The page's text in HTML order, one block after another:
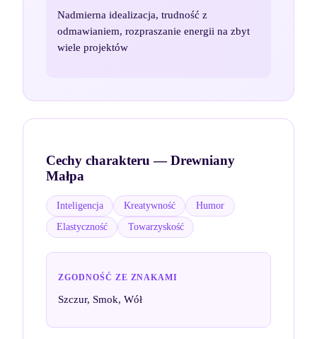
Nadmierna idealizacja, trudność z
odmawianiem, rozpraszanie energii na zbyt
wiele projektów
Cechy charakteru —Drewniany
Małpa
Inteligencja Kreatywność
Humor
Elastyczność
Towarzyskość
ZGODNOŚĆ ZE ZNAKAMI
Szczur, Smok, Wół